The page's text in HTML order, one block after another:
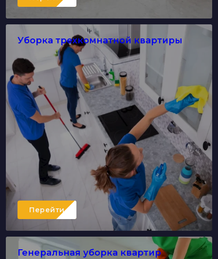
Уборка трехкомнатной квартиры
Перейти
Генеральная уборка квартир